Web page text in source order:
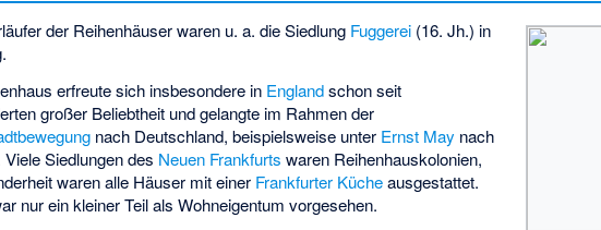
der Reihenhäuser waren u. a. die Siedlung Fuggerei (16. Jh.) in
erfreute sich insbesondere in Englandschon seit
großer Beliebtheit und gelangte im Rahmen der
nach Deutschland, beispielsweise unter Ernst May nach
Viele Siedlungen des Neuen Frankfurts waren Reihenhauskolonien,
waren alle Häuser mit einer Frankfurter Kücheausgestattet.
nur ein kleiner Teil als Wohneigentum vorgesehen.